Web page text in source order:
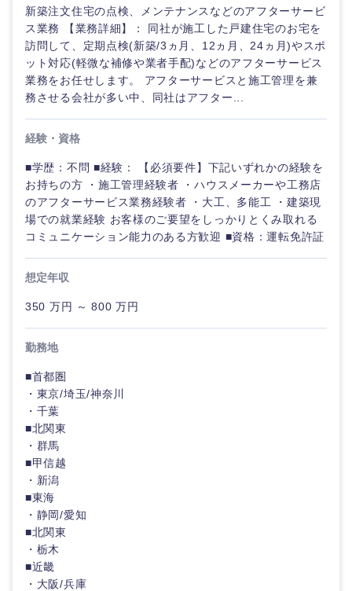
大阪府 兵庫県
奈良県 和歌山県
新築注文住宅の点検、メンテナンスなどのアフターサービ
ス業務 【業務詳細】： 同社が施工した戸建住宅のお宅を
訪問して、定期点検(新築/3ヵ月、12ヵ月、24ヵ月)やスポ
ット対応(軽微な補修や業者手配)などのアフターサービス
業務をお任せします。 アフターサービスと施工管理を兼
務させる会社が多い中、同社はアフター...
経験・資格
■学歴：不問 ■経験： 【必須要件】下記いずれかの経験を
お持ちの方 ・施工管理経験者 ・ハウスメーカーや工務店
のアフターサービス業務経験者 ・大工、多能工 ・建築現
場での就業経験 お客様のご要望をしっかりとくみ取れる
コミュニケーション能力のある方歓迎 ■資格：運転免許証
想定年収
350 万円 ～ 800 万円
勤務地
■首都圏
・東京/埼玉/神奈川
・千葉
■北関東
・群馬
■甲信越
・新潟
■東海
・静岡/愛知
■北関東
・栃木
■近畿
・大阪/兵庫